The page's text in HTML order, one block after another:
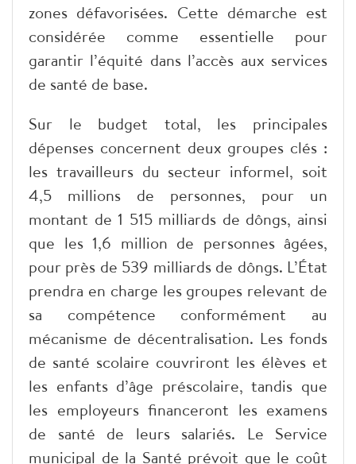
zones défavorisées. Cette démarche est
considérée comme essentielle pour
garantir l’équité dans l’accès aux services
de santé de base.
Sur le budget total, les principales
dépenses concernent deux groupes clés :
les travailleurs du secteur informel, soit
4,5 millions de personnes, pour un
montant de 1 515 milliards de dôngs, ainsi
que les 1,6 million de personnes âgées,
pour près de 539 milliards de dôngs. L’État
prendra en charge les groupes relevant de
sa compétence conformément au
mécanisme de décentralisation. Les fonds
de santé scolaire couvriront les élèves et
les enfants d’âge préscolaire, tandis que
les employeurs financeront les examens
de santé de leurs salariés. Le Service
municipal de la Santé prévoit que le coût